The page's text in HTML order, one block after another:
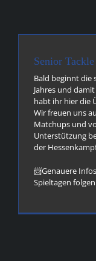
Senior
Bald beginnt die
Jahres und
habt ihr hier die
Wir freuen uns
Matchups und
Unterstützung
der
📨Genauere
Spieltagen